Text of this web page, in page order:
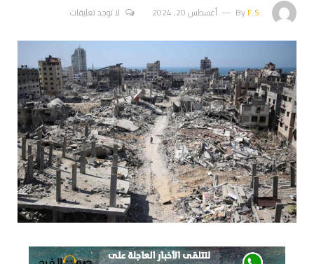
ByF.S أغسطس 20, 2024 لا توجد تعليقات